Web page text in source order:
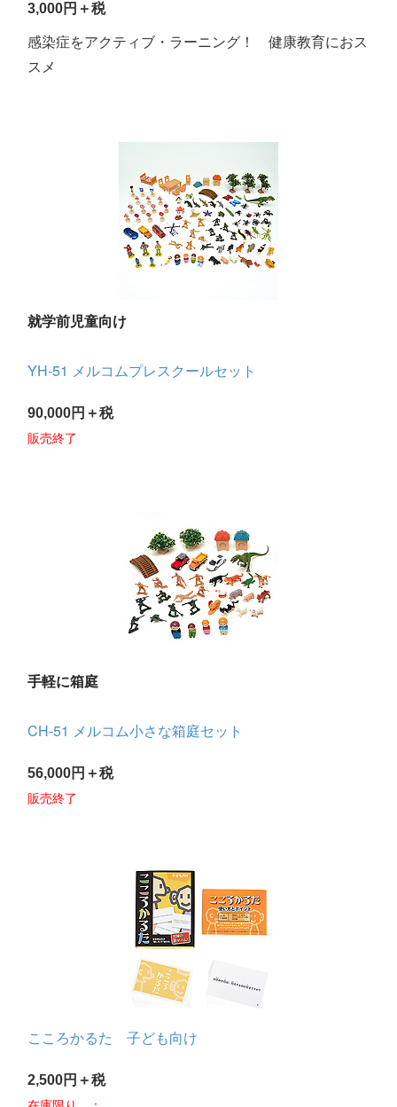
3,000円＋税
感染症をアクティブ・ラーニング！ 健康教育におス
スメ
就学前児童向け
YH-51 メルコムプレスクールセット
90,000円＋税
販売終了
手軽に箱庭
CH-51 メルコム小さな箱庭セット
56,000円＋税
販売終了
こころかるた 子ども向け
2,500円＋税